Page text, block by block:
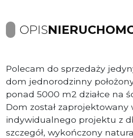
OPIS
Polecam do sprzedaży
dom jednorodzinny
ponad 5000 m2 działce na
Dom został zaprojektowany
indywidualnego projektu z
szczegół, wykończony